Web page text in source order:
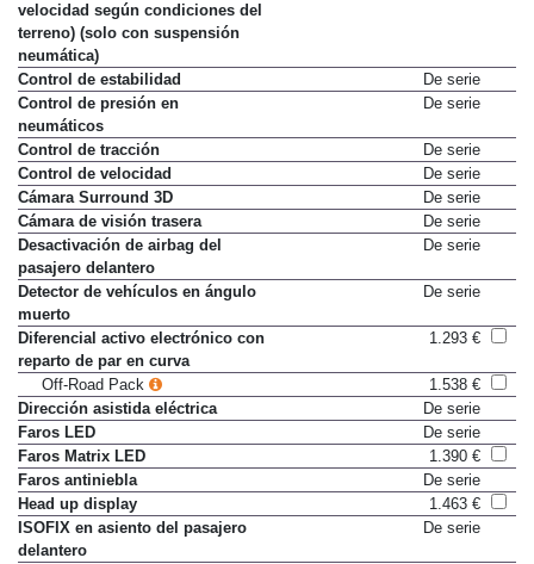
velocidad según condiciones del
terreno) (solo con suspensión
neumática)
Control de estabilidad
De serie
Control de presión en
neumáticos
De serie
Control de tracción
De serie
Control de velocidad
De serie
Cámara Surround 3D
De serie
Cámara de visión trasera
De serie
Desactivación de airbag del
pasajero delantero
De serie
Detector de vehículos en ángulo
muerto
De serie
Diferencial activo electrónico con
reparto de par en curva
1.293 €
Off-Road Pack
1.538 €
Dirección asistida eléctrica
De serie
Faros LED
De serie
Faros Matrix LED
1.390 €
Faros antiniebla
De serie
Head up display
1.463 €
ISOFIX en asiento del pasajero
delantero
De serie